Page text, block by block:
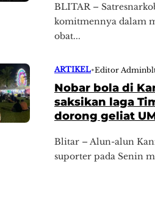
BLITAR –
komitmennya dalam
obat...
ARTIKEL•Editor
Nobar bola di
saksikan laga
dorong geliat
Blitar – Alun-alun
suporter pada Senin